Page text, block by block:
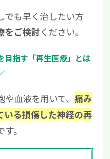
でも早く治したい方
をご検討ください。
目指す「再生医療」とは
血液を用いて、 痛み
いる損傷した神経の再
す。